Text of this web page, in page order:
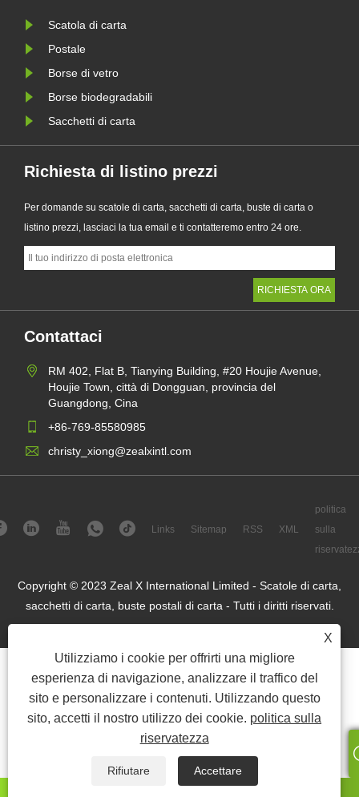
X
Utilizziamo i cookie per offrirti una migliore
esperienza di navigazione, analizzare il traffico del
sito e personalizzare i contenuti. Utilizzando questo
sito, accetti il ​​nostro utilizzo dei cookie. politica sulla
riservatezza
Rifiutare Accettare
requisiti di imballaggio sostenibile
Scatola di carta
Postale
Borse di vetro
Borse biodegradabili
Sacchetti di carta
Richiesta di listino prezzi
Per domande su scatole di carta, sacchetti di carta, buste di carta o
listino prezzi, lasciaci la tua email e ti contatteremo entro 24 ore.
Contattaci
RM 402, Flat B, Tianying Building, #20 Houjie Avenue,
Houjie Town, città di Dongguan, provincia del
Guangdong, Cina
+86-769-85580985
christy_xiong@zealxintl.com
Links Sitemap RSS XML
politica
sulla
Copyright © 2023 Zeal X International Limited - Scatole di carta,
sacchetti di carta, buste postali di carta - Tutti i diritti riservati.